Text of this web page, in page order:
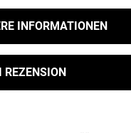
INFORMATIONEN
REZENSION